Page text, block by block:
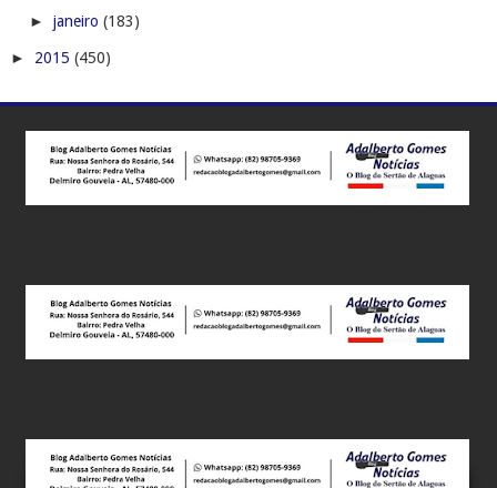
► janeiro (183)
► 2015 (450)